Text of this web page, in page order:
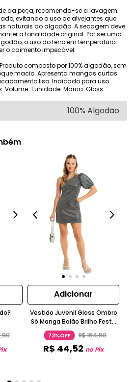
da peça, recomenda-se a lavagem
evitando o uso de alvejantes que
naturais do algodão. A secagem deve
a tonalidade original. Por ser uma
o uso do ferro em temperatura
o caimento impecável.
composto por 100% algodão, sem
macio. Apresenta mangas curtas
liso. Indicado para uso
Volume: 1 unidade. Marca: Gloss.
100% Algodão
,90
Adicionar
Vestido Juvenil Gloss Ombro
Só Manga Balão Brilho Festa
Prateado
73%OFF R$164,90
R$ 44,52 no Pix